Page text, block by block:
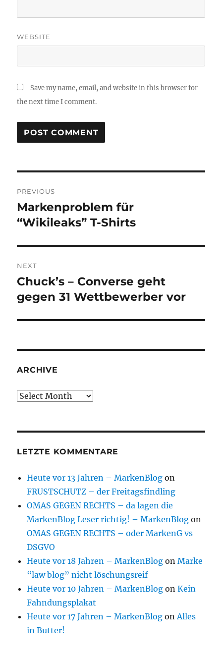
WEBSITE
Save my name, email, and website in this browser for
the next time I comment.
navigation
PREVIOUS
Previous
post:
Markenproblem für
“Wikileaks” T-Shirts
NEXT
Next
post:
Chuck’s – Converse geht
gegen 31 Wettbewerber vor
ARCHIVE
Archive
LETZTE KOMMENTARE
Heute vor 13 Jahren – MarkenBlog on
FRUSTSCHUTZ – der Freitagsfindling
OMAS GEGEN RECHTS – da lagen die
MarkenBlog Leser richtig! – MarkenBlog on
OMAS GEGEN RECHTS – oder MarkenG vs
DSGVO
Heute vor 18 Jahren – MarkenBlog onMarke
“law blog” nicht löschungsreif
Heute vor 10 Jahren – MarkenBlog onKein
Fahndungsplakat
Heute vor 17 Jahren – MarkenBlog onAlles
in Butter!